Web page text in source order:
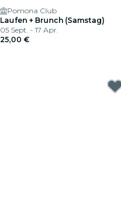
Pomona Club
Laufen + Brunch (Samstag)
05 Sept. - 17 Apr.
25,00 €